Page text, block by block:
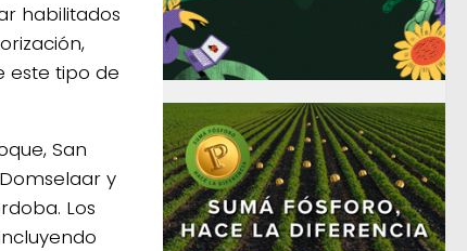
habilitados
este tipo de
San
y
Los